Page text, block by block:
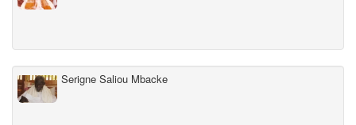
Serigne Saliou Mbacke